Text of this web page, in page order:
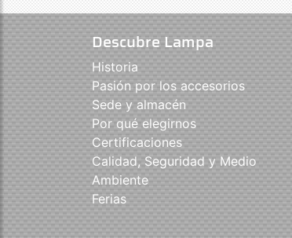
Descubre Lampa
Historia
Pasión por los accesorios
Sede y almacén
Por qué elegirnos
Certificaciones
Calidad, Seguridad y Medio
Ambiente
Ferias